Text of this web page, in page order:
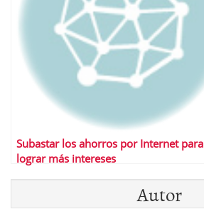
Subastar los ahorros por Internet para
lograr más intereses
Autor